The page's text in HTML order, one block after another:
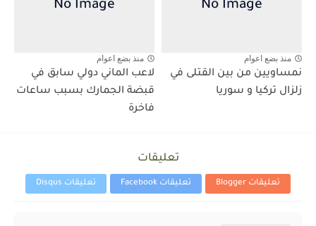
منذ بضع اعوام
نمساويين من بين القتلى في
زلزال تركيا و سوريا
منذ بضع اعوام
لاعب الماني دولي سابق في
قبضة الجمارك بسبب ساعات
فاخرة
تعليقات
تعليقات Blogger تعليقات Facebook تعليقات Disqus